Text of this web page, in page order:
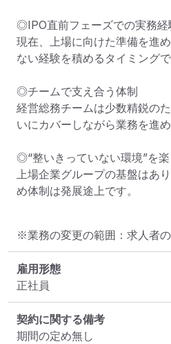
◎IPO直前フェーズでの実務経
現在、上場に向けた準備を進
ない経験を積めるタイミングで
◎チームで支え合う体制
経営総務チームは少数精鋭の
いにカバーしながら業務を進め
◎“整いきっていない環境”を
上場企業グループの基盤はあ
め体制は発展途上です。
※業務の変更の範囲：求人者
雇用形態
正社員
契約に関する備考
期間の定め無し